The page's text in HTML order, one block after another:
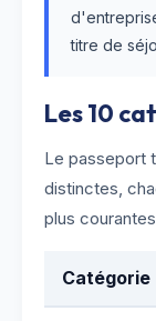
titre de
Les 10
Le passeport
distinctes,
plus
Catégorie